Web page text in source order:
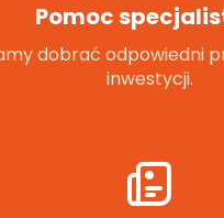
Pomoc
dobrać odpowiedni
inwestycji.